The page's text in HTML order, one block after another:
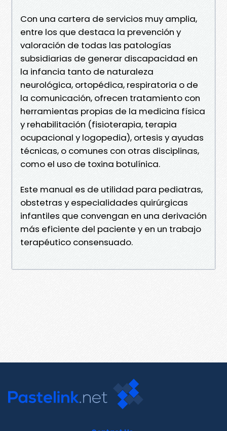
Con una cartera de servicios muy amplia,
entre los que destaca la prevención y
valoración de todas las patologías
subsidiarias de generar discapacidad en
la infancia tanto de naturaleza
neurológica, ortopédica, respiratoria o de
la comunicación, ofrecen tratamiento con
herramientas propias de la medicina física
y rehabilitación (fisioterapia, terapia
ocupacional y logopedia), ortesis y ayudas
técnicas, o comunes con otras disciplinas,
como el uso de toxina botulínica.
Este manual es de utilidad para pediatras,
obstetras y especialidades quirúrgicas
infantiles que convengan en una derivación
más eficiente del paciente y en un trabajo
terapéutico consensuado.